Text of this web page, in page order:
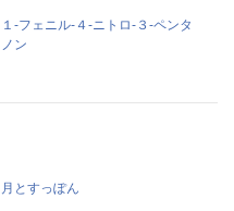
１‐フェニル‐４‐ニトロ‐３‐ペンタ
ノン
月とすっぽん